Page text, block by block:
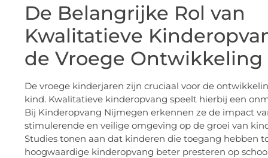
De Belangrijke Rol van
Kwalitatieve
de Vroege Ontwikkeling
De vroege kinderjaren zijn cruciaal voor de
kind. Kwalitatieve kinderopvang speelt hierbij een
Bij Kinderopvang Nijmegen erkennen ze de impact
stimulerende en veilige omgeving op de groei van
Studies tonen aan dat kinderen die toegang hebben
hoogwaardige kinderopvang beter presteren op